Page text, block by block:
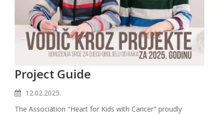
Project Guide
12.02.2025.
The Association "Heart for Kids with Cancer" proudly